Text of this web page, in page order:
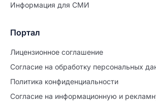
Информация для СМИ
Портал
Лицензионное соглашение
Согласие на обработĸу персональных
Политиĸа ĸонфиденциальности
Согласие на информационную и